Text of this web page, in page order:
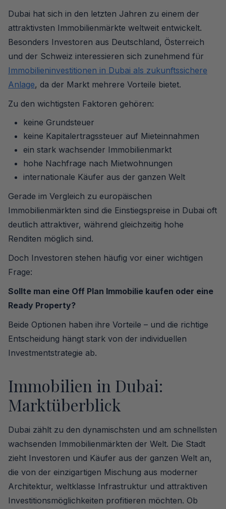
Dubai hat sich in den letzten Jahren zu einem der
attraktivsten Immobilienmärkte weltweit entwickelt.
Besonders Investoren aus Deutschland, Österreich
und der Schweiz interessieren sich zunehmend für
Immobilieninvestitionen in Dubai als zukunftssichere
Anlage, da der Markt mehrere Vorteile bietet.
Zu den wichtigsten Faktoren gehören:
keine Grundsteuer
keine Kapitalertragssteuer auf Mieteinnahmen
ein stark wachsender Immobilienmarkt
hohe Nachfrage nach Mietwohnungen
internationale Käufer aus der ganzen Welt
Gerade im Vergleich zu europäischen
Immobilienmärkten sind die Einstiegspreise in Dubai oft
deutlich attraktiver, während gleichzeitig hohe
Renditen möglich sind.
Doch Investoren stehen häufig vor einer wichtigen
Frage:
Sollte man eine Off Plan Immobilie kaufen oder eine
Ready Property?
Beide Optionen haben ihre Vorteile – und die richtige
Entscheidung hängt stark von der individuellen
Investmentstrategie ab.
Immobilien in Dubai:
Marktüberblick
Dubai zählt zu den dynamischsten und am schnellsten
wachsenden Immobilienmärkten der Welt. Die Stadt
zieht Investoren und Käufer aus der ganzen Welt an,
die von der einzigartigen Mischung aus moderner
Architektur, weltklasse Infrastruktur und attraktiven
Investitionsmöglichkeiten profitieren möchten. Ob